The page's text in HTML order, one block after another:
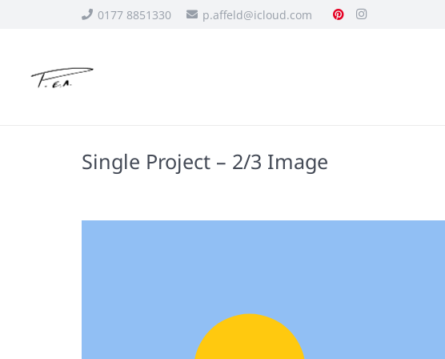
0177 8851330 p.affeld@icloud.com
Single Project – 2/3 Image